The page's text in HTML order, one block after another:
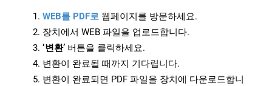
WEB를 PDF로 웹페이지를 방문하세요.
장치에서 WEB 파일을 업로드합니다.
‘변환’ 버튼을 클릭하세요.
변환이 완료될 때까지 기다립니다.
변환이 완료되면 PDF 파일을 장치에 다운로드합니